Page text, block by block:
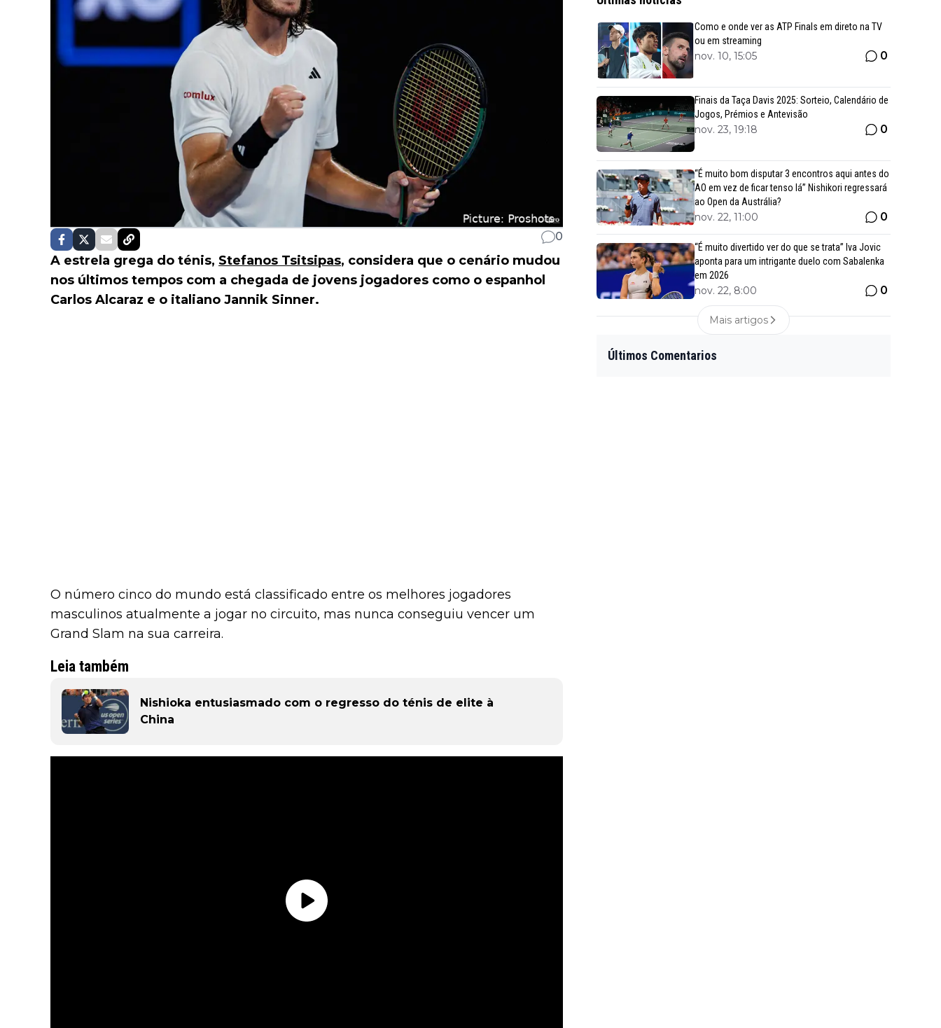
0
A estrela grega do ténis, Stefanos Tsitsipas, considera que o cenário mudou
nos últimos tempos com a chegada de jovens jogadores como o espanhol
Carlos Alcaraz e o italiano Jannik Sinner.
O número cinco do mundo está classificado entre os melhores jogadores
masculinos atualmente a jogar no circuito, mas nunca conseguiu vencer um
Grand Slam na sua carreira.
Leia também
Nishioka entusiasmado com o regresso do ténis de elite à
China
Como e onde ver as ATP Finals em direto na TV
ou em streaming
nov. 10, 15:05 0
Finais da Taça Davis 2025: Sorteio, Calendário de
Jogos, Prémios e Antevisão
nov. 23, 19:18 0
“É muito bom disputar 3 encontros aqui antes do
AO em vez de ficar tenso lá” Nishikori regressará
ao Open da Austrália?
nov. 22, 11:00 0
“É muito divertido ver do que se trata” Iva Jovic
aponta para um intrigante duelo com Sabalenka
em 2026
nov. 22, 8:00 0
Mais artigos
Últimos Comentarios